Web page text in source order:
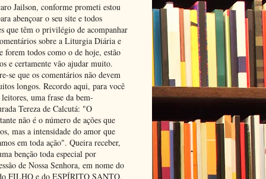
Jailson, conforme prometi estou
abençoar o seu site e todos
que têm o privilégio de acompanhar
sobre a Liturgia Diária e
forem todos como o de hoje, estão
e certamente vão ajudar muito.
se que os comentários não devem
longos. Recordo aqui, para você
leitores, uma frase da bem-
Tereza de Calcutá: "O
não é o número de ações que
mas a intensidade do amor que
em toda ação". Queira receber,
benção toda especial por
de Nossa Senhora, em nome do
FILHO e do ESPÍRITO SANTO,